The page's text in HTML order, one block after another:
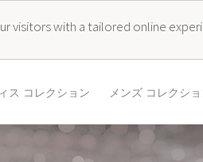
visitors with a tailored online
ス コレクション メンズ コレクシ